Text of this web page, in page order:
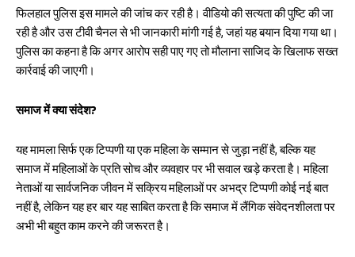
फिलहाल पुलिस इस मामले की जांच कर रही है। वीडियो की सत्यता की पुष्टि की जा
रही है और उस टीवी चैनल से भी जानकारी मांगी गई है, जहां यह बयान दिया गया था।
पुलिस का कहना है कि अगर आरोप सही पाए गए तो मौलाना साजिद के खिलाफ सख्त
कार्रवाई की जाएगी।
समाज में क्या संदेश?
यह मामला सिर्फ एक टिप्पणी या एक महिला के सम्मान से जुड़ा नहीं है, बल्कि यह
समाज में महिलाओं के प्रति सोच और व्यवहार पर भी सवाल खड़े करता है। महिला
नेताओं या सार्वजनिक जीवन में सक्रिय महिलाओं पर अभद्र टिप्पणी कोई नई बात
नहीं है, लेकिन यह हर बार यह साबित करता है कि समाज में लैंगिक संवेदनशीलता पर
अभी भी बहुत काम करने की जरूरत है।